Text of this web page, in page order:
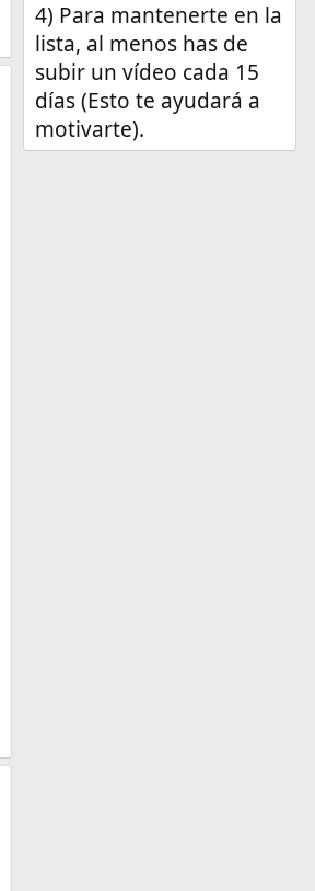
4) Para mantenerte en la
lista, al menos has de
subir un vídeo cada 15
días (Esto te ayudará a
motivarte).